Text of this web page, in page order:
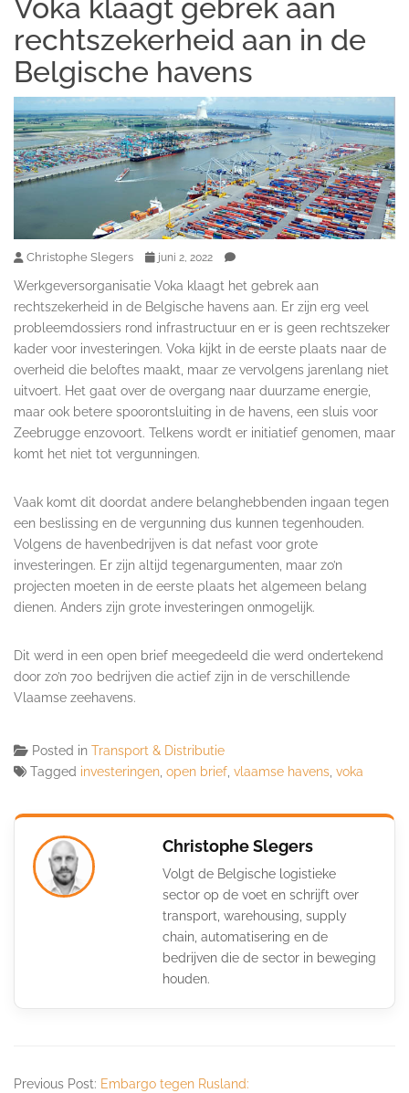
Voka klaagt gebrek aan
rechtszekerheid aan in de
Belgische havens
Christophe Slegers juni 2, 2022
Werkgeversorganisatie Voka klaagt het gebrek aan
rechtszekerheid in de Belgische havens aan. Er zijn erg veel
probleemdossiers rond infrastructuur en er is geen rechtszeker
kader voor investeringen. Voka kijkt in de eerste plaats naar de
overheid die beloftes maakt, maar ze vervolgens jarenlang niet
uitvoert. Het gaat over de overgang naar duurzame energie,
maar ook betere spoorontsluiting in de havens, een sluis voor
Zeebrugge enzovoort. Telkens wordt er initiatief genomen, maar
komt het niet tot vergunningen.
Vaak komt dit doordat andere belanghebbenden ingaan tegen
een beslissing en de vergunning dus kunnen tegenhouden.
Volgens de havenbedrijven is dat nefast voor grote
investeringen. Er zijn altijd tegenargumenten, maar zo’n
projecten moeten in de eerste plaats het algemeen belang
dienen. Anders zijn grote investeringen onmogelijk.
Dit werd in een open brief meegedeeld die werd ondertekend
door zo’n 700 bedrijven die actief zijn in de verschillende
Vlaamse zeehavens.
Posted in Transport & Distributie
Tagged investeringen open brief vlaamse havens voka
Christophe Slegers
Volgt de Belgische logistieke
sector op de voet en schrijft over
transport, warehousing, supply
chain, automatisering en de
bedrijven die de sector in beweging
houden.
Previous Post: Embargo tegen Rusland: